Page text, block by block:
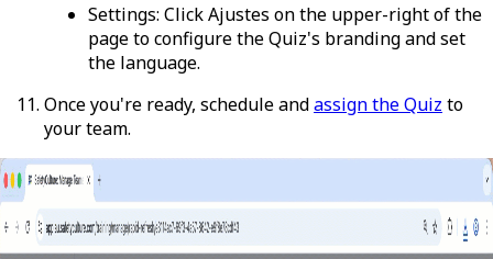
Settings: ClickAjustes on the upper-right of the
page to configure the Quiz's branding and set
the language.
Once you're ready, schedule andassign the Quiz to
your team.